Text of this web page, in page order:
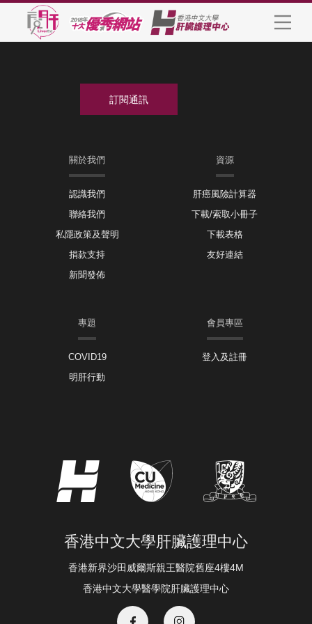
關於我們
認識我們
聯絡我們
私隱政策及聲明
捐款支持
新聞發佈
資源
肝癌風險計算器
下載/索取小冊子
下載表格
友好連結
專題
COVID19
明肝行動
會員專區
登入及註冊
香港中文大學肝臟護理中心
香港新界沙田威爾斯親王醫院舊座4樓4M
香港中文大學醫學院肝臟護理中心